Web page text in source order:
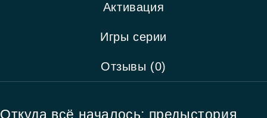
Активация
Игры серии
Отзывы (0)
Откуда всё началось: предыстория